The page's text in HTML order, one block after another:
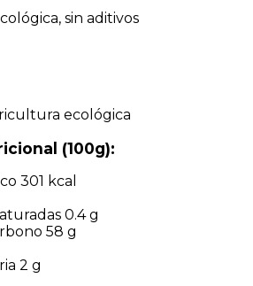
sin aditivos
ecológica
(100g):
301 kcal
0.4 g
58 g
2 g